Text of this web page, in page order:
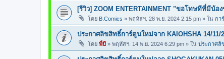
[รีวิว] ZOOM ENTERTAINMENT "ขอโทษทีที่มีน้อ
โดย B.Comics » พฤหัสฯ. 28 พ.ย. 2024 2:15 pm » ใน กา
ประกาศลิขสิทธิ์การ์ตูนใหม่จาก KAIOHSHA 14/11/
โดย พี่บี » พฤหัสฯ. 14 พ.ย. 2024 6:29 pm » ใน ประกาศลิ